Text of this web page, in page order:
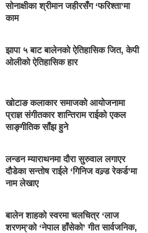
सोनाक्षीका श्रीमान जहीरसँग ‘फरिश्ता’मा
काम
झापा ५ बाट बालेनको ऐतिहासिक जित, केपी
ओलीको ऐतिहासिक हार
खोटाङ कलाकार समाजको आयोजनामा
प्राज्ञ संगीतकार शान्तिराम राईको एकल
साङ्गीतिक साँझ हुने
लन्डन म्याराथनमा दौरा सुरुवाल लगाएर
दौडेका सन्तोष राईले ‘गिनिज वल्र्ड रेकर्ड’मा
नाम लेखाए
बालेन शाहको स्वरमा चलचित्र ‘लाज
शरणम्’को ‘नेपाल हाँसेको’ गीत सार्वजनिक,